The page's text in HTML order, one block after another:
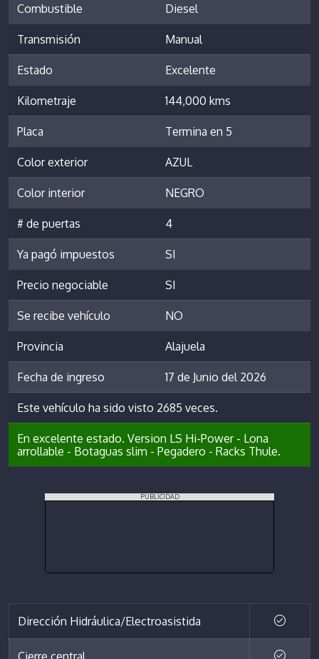
Combustible Diesel
Transmisión Manual
Estado Excelente
Kilometraje 144,000 kms
Placa Termina en 5
Color exterior AZUL
Color interior NEGRO
# de puertas 4
Ya pagó impuestos SI
Precio negociable SI
Se recibe vehículo NO
Provincia Alajuela
Fecha de ingreso 17 de Junio del 2026
Este vehículo ha sido visto 2685 veces.
En excelente estado. Version LS Hi-Power - Lona
arrollable - Botaguas slim - Pegadero - Racks Thule.
PUBLICIDAD
Dirección Hidráulica/Electroasistida
Cierre central